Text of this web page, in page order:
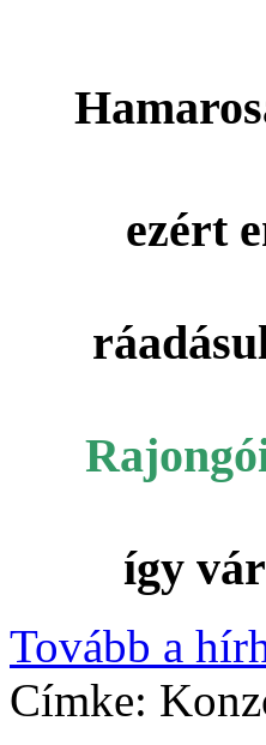
ezért
így
Tovább a
Címke: